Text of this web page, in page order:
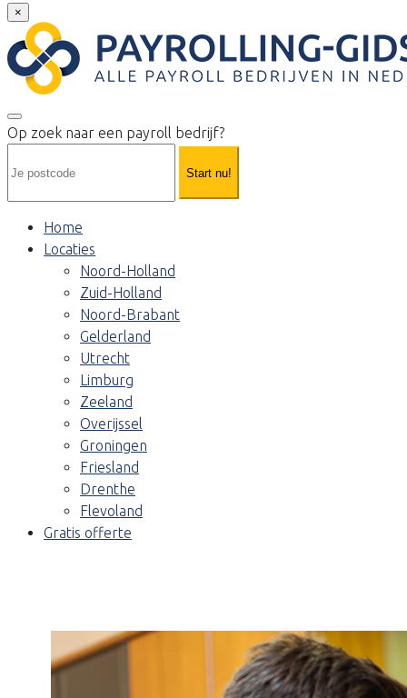
×
Op zoek naar een payroll bedrijf?
Start nu!
Home
Locaties
Noord-Holland
Zuid-Holland
Noord-Brabant
Gelderland
Utrecht
Limburg
Zeeland
Overijssel
Groningen
Friesland
Drenthe
Flevoland
Gratis offerte